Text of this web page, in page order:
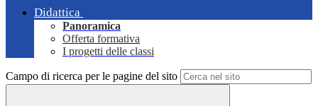
Didattica
Panoramica
Offerta formativa
I progetti delle classi
Campo di ricerca per le pagine del sito